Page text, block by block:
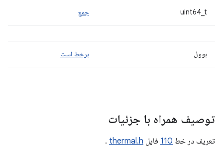
uint64_t جمع
بوول برخط است
توصیف همراه با جزئیات
تعریف در خط 110 فایل thermal.h
.